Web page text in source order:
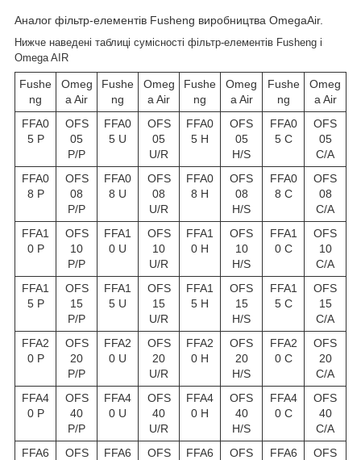
Аналог фільтр-елементів Fusheng виробництва OmegaAir.
Нижче наведені таблиці сумісності фільтр-елементів Fusheng і
Omega AIR
Fushe
ng
Omeg
a Air
Fushe
ng
Omeg
a Air
Fushe
ng
Omeg
a Air
Fushe
ng
Omeg
a Air
FFA0
5 P
OFS
05
P/P
FFA0
5 U
OFS
05
U/R
FFA0
5 H
OFS
05
H/S
FFA0
5 C
OFS
05
C/A
FFA0
8 P
OFS
08
P/P
FFA0
8 U
OFS
08
U/R
FFA0
8 H
OFS
08
H/S
FFA0
8 C
OFS
08
C/A
FFA1
0 P
OFS
10
P/P
FFA1
0 U
OFS
10
U/R
FFA1
0 H
OFS
10
H/S
FFA1
0 C
OFS
10
C/A
FFA1
5 P
OFS
15
P/P
FFA1
5 U
OFS
15
U/R
FFA1
5 H
OFS
15
H/S
FFA1
5 C
OFS
15
C/A
FFA2
0 P
OFS
20
P/P
FFA2
0 U
OFS
20
U/R
FFA2
0 H
OFS
20
H/S
FFA2
0 C
OFS
20
C/A
FFA4
0 P
OFS
40
P/P
FFA4
0 U
OFS
40
U/R
FFA4
0 H
OFS
40
H/S
FFA4
0 C
OFS
40
C/A
FFA6
OFS
FFA6
OFS
FFA6
OFS
FFA6
OFS